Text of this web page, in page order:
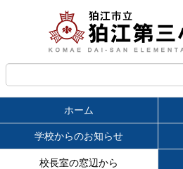
ホーム
学校からのお知らせ
校長室の窓辺から